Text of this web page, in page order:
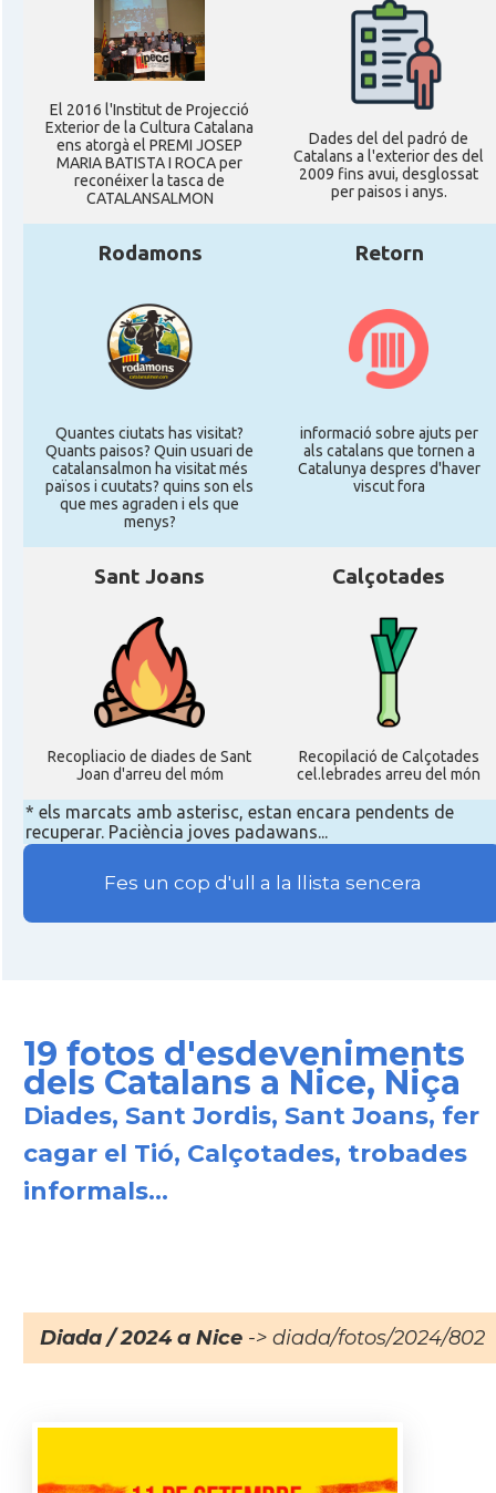
El 2016 l'Institut de Projecció
Exterior de la Cultura Catalana
ens atorgà el PREMI JOSEP
MARIA BATISTA I ROCA per
reconéixer la tasca de
CATALANSALMON
Dades del del padró de
Catalans a l'exterior des del
2009 fins avui, desglossat
per paisos i anys.
Rodamons
Quantes ciutats has visitat?
Quants paisos? Quin usuari de
catalansalmon ha visitat més
països i cuutats? quins son els
que mes agraden i els que
menys?
Retorn
informació sobre ajuts per
als catalans que tornen a
Catalunya despres d'haver
viscut fora
Sant Joans
Recopliacio de diades de Sant
Joan d'arreu del móm
Calçotades
Recopilació de Calçotades
cel.lebrades arreu del món
* els marcats amb asterisc, estan encara pendents de
recuperar. Paciència joves padawans...
Fes un cop d'ull a la llista sencera
19 fotos d'esdeveniments
dels Catalans a Nice, Niça
Diades, Sant Jordis, Sant Joans, fer
cagar el Tió, Calçotades, trobades
informals...
Diada / 2024 a Nice -> diada/fotos/2024/802